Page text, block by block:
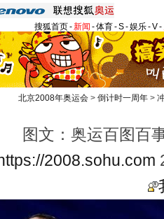
搜狐首页-新闻 -体育-S-娱乐-V-
北京2008年奥运会 > 倒计时一周年 >
图文：奥运百图百
2008.sohu.com